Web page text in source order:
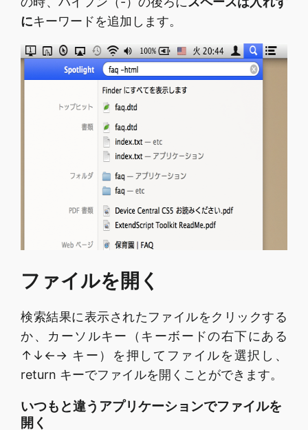
にキーワードを追加します。
ファイルを開く
検索結果に表示されたファイルをクリックする
か、カーソルキー（キーボードの右下にある
↑↓←→ キー）を押してファイルを選択し、
return キーでファイルを開くことができます。
いつもと違うアプリケーションでファイルを
開く